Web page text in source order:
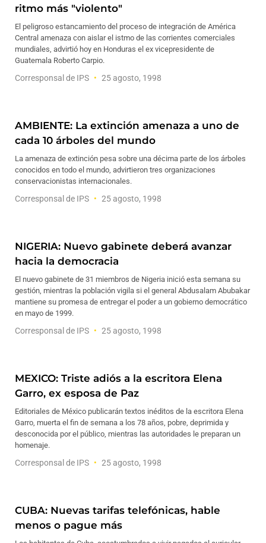
ritmo más "violento"
El peligroso estancamiento del proceso de integración de América
Central amenaza con aislar el istmo de las corrientes comerciales
mundiales, advirtió hoy en Honduras el ex vicepresidente de
Guatemala Roberto Carpio.
Corresponsal de IPS 25 agosto, 1998
AMBIENTE: La extinción amenaza a uno de
cada 10 árboles del mundo
La amenaza de extinción pesa sobre una décima parte de los árboles
conocidos en todo el mundo, advirtieron tres organizaciones
conservacionistas internacionales.
Corresponsal de IPS 25 agosto, 1998
NIGERIA: Nuevo gabinete deberá avanzar
hacia la democracia
El nuevo gabinete de 31 miembros de Nigeria inició esta semana su
gestión, mientras la población vigila si el general Abdusalam Abubakar
mantiene su promesa de entregar el poder a un gobierno democrático
en mayo de 1999.
Corresponsal de IPS 25 agosto, 1998
MEXICO: Triste adiós a la escritora Elena
Garro, ex esposa de Paz
Editoriales de México publicarán textos inéditos de la escritora Elena
Garro, muerta el fin de semana a los 78 años, pobre, deprimida y
desconocida por el público, mientras las autoridades le preparan un
homenaje.
Corresponsal de IPS 25 agosto, 1998
CUBA: Nuevas tarifas telefónicas, hable
menos o pague más